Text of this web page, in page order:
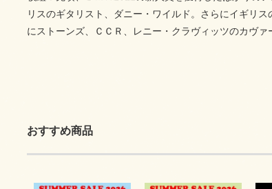
リスのギタリスト、ダニー・ワイルド。さらにイギリ
にストーンズ、ＣＣＲ、レニー・クラヴィッツのカヴァ
おすすめ商品